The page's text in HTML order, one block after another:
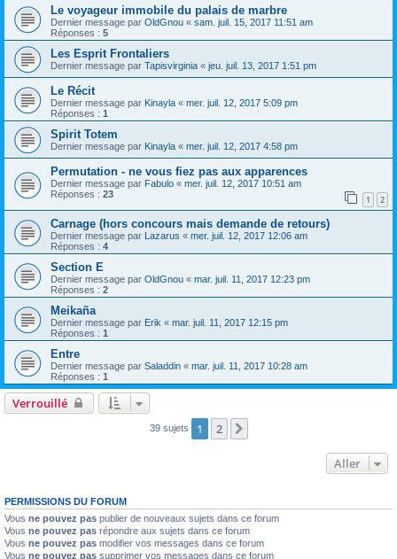
Le voyageur immobile du palais de marbre
Dernier message par OldGnou « sam. juil. 15, 2017 11:51 am
Réponses : 5
Les Esprit Frontaliers
Dernier message par Tapisvirginia « jeu. juil. 13, 2017 1:51 pm
Le Récit
Dernier message par Kinayla « mer. juil. 12, 2017 5:09 pm
Réponses : 1
Spirit Totem
Dernier message par Kinayla « mer. juil. 12, 2017 4:58 pm
Permutation - ne vous fiez pas aux apparences
Dernier message par Fabulo « mer. juil. 12, 2017 10:51 am
Réponses : 23 1 2
Carnage (hors concours mais demande de retours)
Dernier message par Lazarus « mer. juil. 12, 2017 12:06 am
Réponses : 4
Section E
Dernier message par OldGnou « mar. juil. 11, 2017 12:23 pm
Réponses : 2
Meikaña
Dernier message par Erik « mar. juil. 11, 2017 12:15 pm
Réponses : 1
Entre
Dernier message par Saladdin « mar. juil. 11, 2017 10:28 am
Réponses : 1
Verrouillé
39 sujets 1 2
Aller
PERMISSIONS DU FORUM
Vous ne pouvez pas publier de nouveaux sujets dans ce forum
Vous ne pouvez pas répondre aux sujets dans ce forum
Vous ne pouvez pas modifier vos messages dans ce forum
Vous ne pouvez pas supprimer vos messages dans ce forum